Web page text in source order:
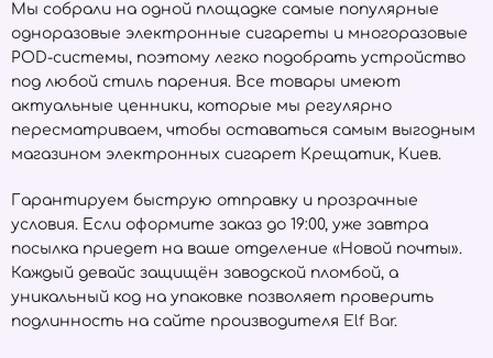
Мы собрали на одной площадке самые популярные
одноразовые электронные сигареты и многоразовые
POD-системы, поэтому легко подобрать устройство
под любой стиль парения. Все товары имеют
актуальные ценники, которые мы регулярно
пересматриваем, чтобы оставаться самым выгодным
магазином электронных сигарет Крещатик, Киев.
Гарантируем быструю отправку и прозрачные
условия. Если оформите заказ до 19:00, уже завтра
посылка приедет на ваше отделение «Новой почты».
Каждый девайс защищён заводской пломбой, а
уникальный код на упаковке позволяет проверить
подлинность на сайте производителя Elf Bar.